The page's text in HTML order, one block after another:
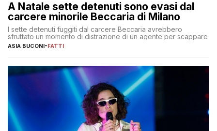
A Natale sette detenuti sono evasi dal
carcere minorile Beccaria di Milano
I sette detenuti fuggiti dal carcere Beccaria avrebbero
sfruttato un momento di distrazione di un agente per scappare
ASIA BUCONI-FATTI